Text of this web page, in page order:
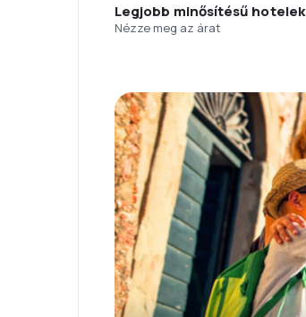
Legjobb minősítésű hotelek
Nézze meg az árat